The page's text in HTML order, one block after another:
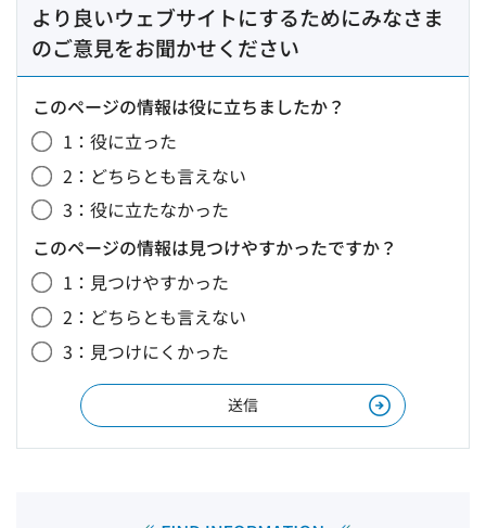
より良いウェブサイトにするためにみなさま
のご意見をお聞かせください
このページの情報は役に立ちましたか？
1：役に立った
2：どちらとも言えない
3：役に立たなかった
このページの情報は見つけやすかったですか？
1：見つけやすかった
2：どちらとも言えない
3：見つけにくかった